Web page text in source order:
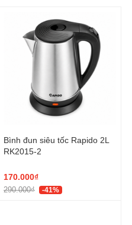
Bình đun siêu tốc Rapido 2L
RK2015-2
170.000₫
290.000₫ -41%